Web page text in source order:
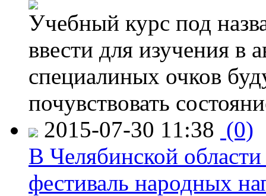
Учебный курс под
ввести для изучения
специалиных очков
почувствовать
2015-07-30 11:38 (0)
В Челябинской
фестиваль народных